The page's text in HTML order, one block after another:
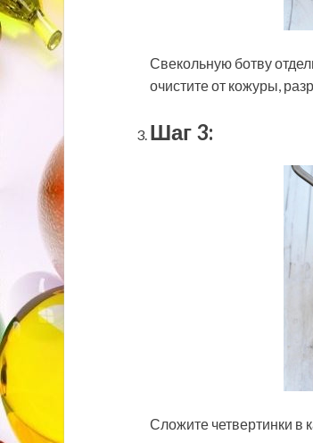
Свекольную ботву
очистите от кожуры,
Шаг 3:
Сложите четвертинки в